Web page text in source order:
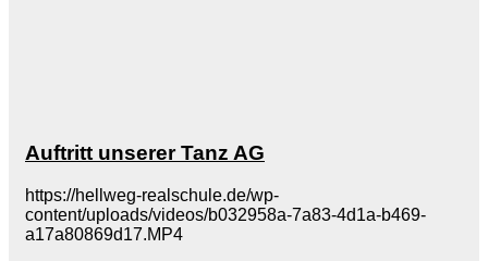
Auftritt unserer Tanz AG
https://hellweg-realschule.de/wp-
content/uploads/videos/b032958a-7a83-4d1a-b469-
a17a80869d17.MP4